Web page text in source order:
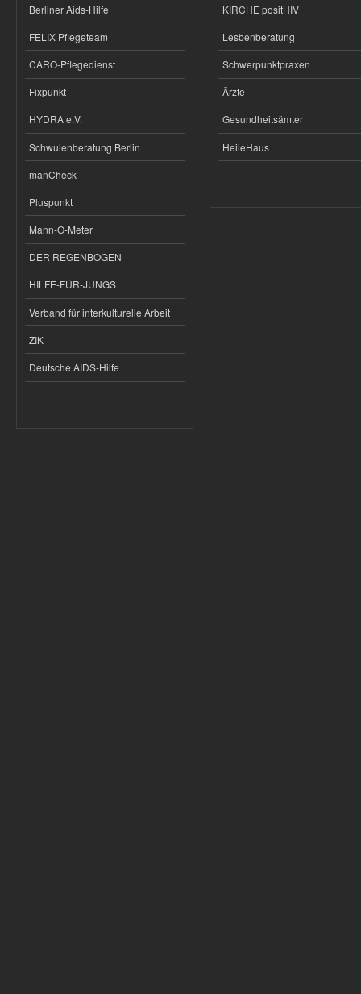
Berliner Aids-Hilfe
FELIX Pflegeteam
CARO-Pflegedienst
Fixpunkt
HYDRA e.V.
Schwulenberatung Berlin
manCheck
Pluspunkt
Mann-O-Meter
DER REGENBOGEN
HILFE-FÜR-JUNGS
Verband für interkulturelle Arbeit
ZIK
Deutsche AIDS-Hilfe
KIRCHE positHIV
Lesbenberatung
Schwerpunktpraxen
Ärzte
Gesundheitsämter
HeileHaus